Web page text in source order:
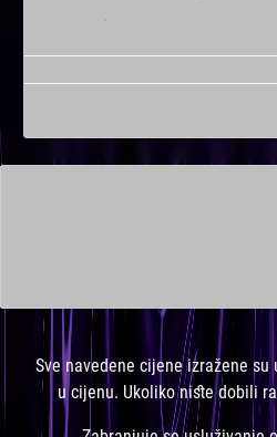
.
Sve navedene cijene izražene
u cijenu. Ukoliko niste dobili